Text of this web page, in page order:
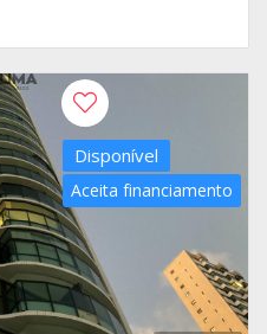
Disponível
Aceita financiamento